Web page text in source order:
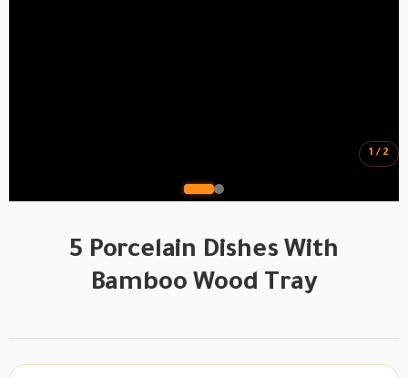
5 Porcelain Dishes With
Bamboo Wood Tray
1 / 2